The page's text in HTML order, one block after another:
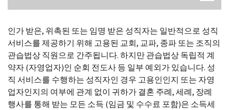
인가 받은, 위촉된 또는 임명 받은 성직자는 일반적으로 성직
서비스를 제공하기 위해 고용된 교회, 교파, 종파 또는 조직의
관습법상 직원으로 간주됩니다. 하지만 관습법상 독립적 계
약자 (자영업자)인 순회 전도사 등 일부 예외가 있습니다. 성
직 서비스를 수행하는 성직자인 경우 고용인인지 또는 자영
업자인지의 여부에 관계 없이 귀하가 결혼 주례, 세례, 장례
행사를 통해 받는 모든 소득 (임금 및 수수료 포함)은 소득세